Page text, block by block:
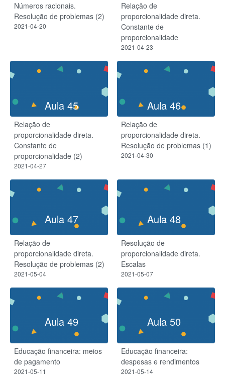
Números racionais.
Resolução de problemas (2)
2021-04-20
Relação de
proporcionalidade direta.
Constante de
proporcionalidade
2021-04-23
Aula 45
Relação de
proporcionalidade direta.
Constante de
proporcionalidade (2)
2021-04-27
Aula 46
Relação de
proporcionalidade direta.
Resolução de problemas (1)
2021-04-30
Aula 47
Relação de
proporcionalidade direta.
Resolução de problemas (2)
2021-05-04
Aula 48
Resolução de
proporcionalidade direta.
Escalas
2021-05-07
Aula 49
Educação financeira: meios
de pagamento
2021-05-11
Aula 50
Educação financeira:
despesas e rendimentos
2021-05-14